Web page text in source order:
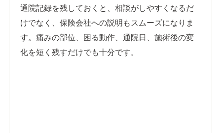
通院記録を残しておくと、相談がしやすくなるだ
けでなく、保険会社への説明もスムーズになりま
す。痛みの部位、困る動作、通院日、施術後の変
化を短く残すだけでも十分です。